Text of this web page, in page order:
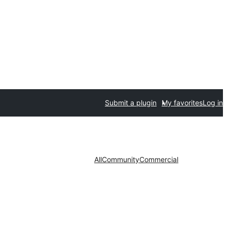
Submit a plugin My favoritesLog in
AllCommunityCommercial